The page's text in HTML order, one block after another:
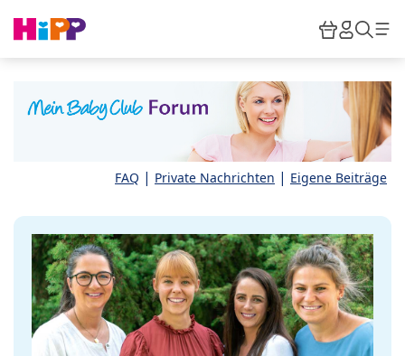
HiPP
FAQ | Private Nachrichten | Eigene Beiträge